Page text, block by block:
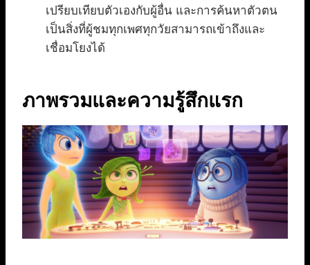
เปรียบเทียบตัวเองกับผู้อื่น และการค้นหาตัวตน
เป็นสิ่งที่ผู้ชมทุกเพศทุกวัยสามารถเข้าถึงและ
เชื่อมโยงได้
ภาพรวมและความรู้สึกแรก